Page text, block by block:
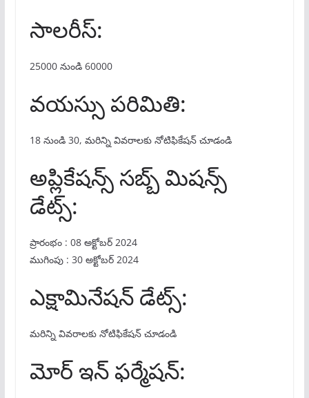
సాలరీస్:
25000 నుండి 60000
వయస్సు పరిమితి:
18 నుండి 30, మరిన్ని వివరాలకు నోటిఫికేషన్ చూడండి
అప్లికేషన్స్ సబ్బ్ మిషన్స్
డేట్స్:
ప్రారంభం : 08 అక్టోబర్ 2024
ముగింపు : 30 అక్టోబర్ 2024
ఎక్షామినేషన్ డేట్స్:
మరిన్ని వివరాలకు నోటిఫికేషన్ చూడండి
మోర్ ఇన్ ఫర్మేషన్: